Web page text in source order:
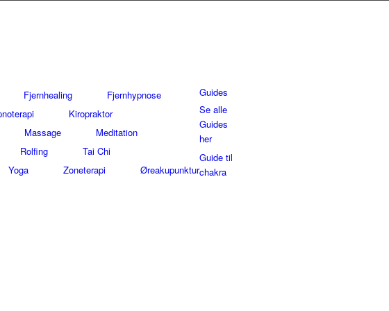
Fjernhealing
Fjernhypnose
Kiropraktor
Massage
Meditation
Rolfing
Tai Chi
Yoga Zoneterapi Øreakupunktur
Guides
Se alle
Guides
her
Guide til
chakra